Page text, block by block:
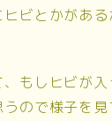
ビとかがある
もしヒビが
ので様子を見